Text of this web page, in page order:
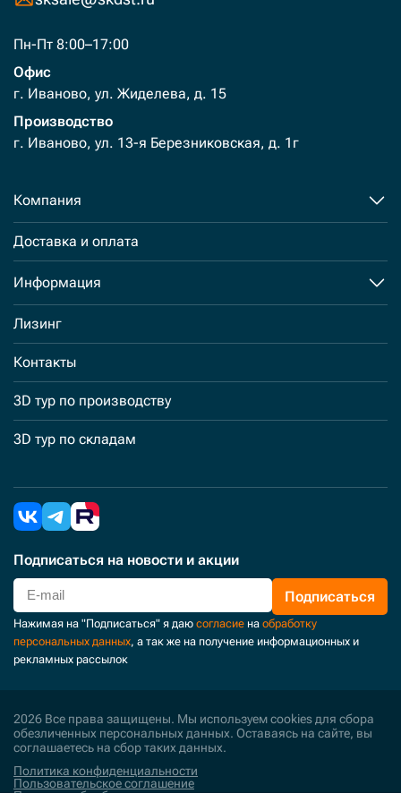
Пн-Пт 8:00–17:00
Офис
г. Иваново, ул. Жиделева, д. 15
Производство
г. Иваново, ул. 13-я Березниковская, д. 1г
Компания
Доставка и оплата
Информация
Лизинг
Контакты
3D тур по производству
3D тур по складам
Подписаться на новости и акции
Подписаться
Нажимая на "Подписаться" я даю согласие на обработку
персональных данных, а так же на получение информационных и
рекламных рассылок
2026 Все права защищены. Мы используем cookies для сбора
обезличенных персональных данных. Оставаясь на сайте, вы
соглашаетесь на сбор таких данных.
Политика конфиденциальности
Пользовательское соглашение
Политика обработки персональных данных